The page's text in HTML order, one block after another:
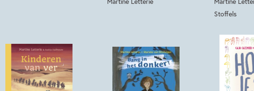
Stoffels